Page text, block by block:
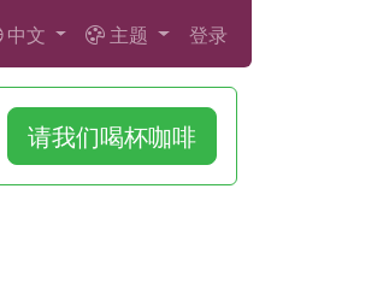
中文 主题 登录
请我们喝杯咖啡